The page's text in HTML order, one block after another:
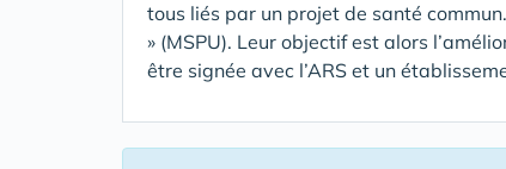
tous liés par un projet de santé
» (MSPU). Leur objectif est alors
être signée avec l’ARS et un